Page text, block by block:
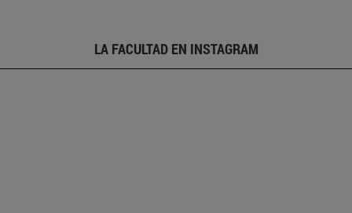
LA FACULTAD EN INSTAGRAM